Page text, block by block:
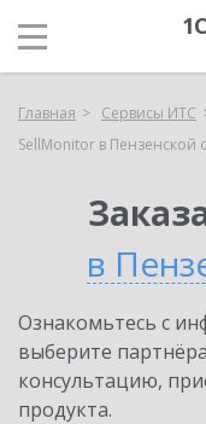
Главная Сервисы ИТС
SellMonitor в Пензенской
в
Ознакомьтесь с
выберите
консультацию,
продукта.